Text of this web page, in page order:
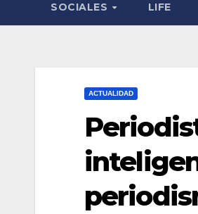
SOCIALES LIFE
ACTUALIDAD